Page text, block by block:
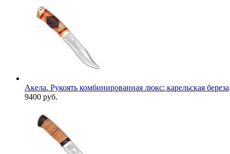
Акела. Рукоять комбинированная люкс: карельская
9400 руб.